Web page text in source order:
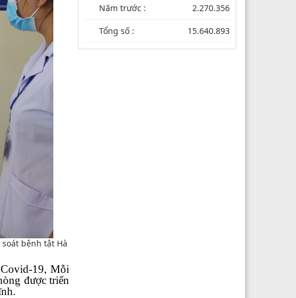
bệnh tật Hà
19, Mỗi
được triển
Năm trước : 2.270.356
Tổng số : 15.640.893